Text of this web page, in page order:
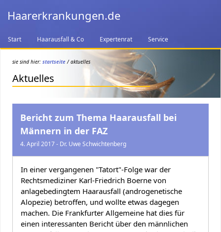
Haarerkrankungen.de
Start Haarausfall & Co Expertenrat Service
sie sind hier: startseite/ aktuelles
Aktuelles
Bericht zum Thema Haarausfall bei
Männern in der FAZ
4. April 2017 - Dr. Uwe Schwichtenberg
In einer vergangenen "Tatort"-Folge war der
Rechtsmediziner Karl-Friedrich Boerne von
anlagebedingtem Haarausfall (androgenetische
Alopezie) betroffen, und wollte etwas dagegen
machen. Die Frankfurter Allgemeine hat dies für
einen interessanten Bericht über den männlichen